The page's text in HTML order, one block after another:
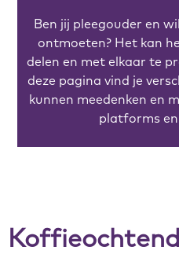
Ben jij pleegouder en
ontmoeten? Het kan
delen en met elkaar te
deze pagina vind je
kunnen meedenken en
platforms